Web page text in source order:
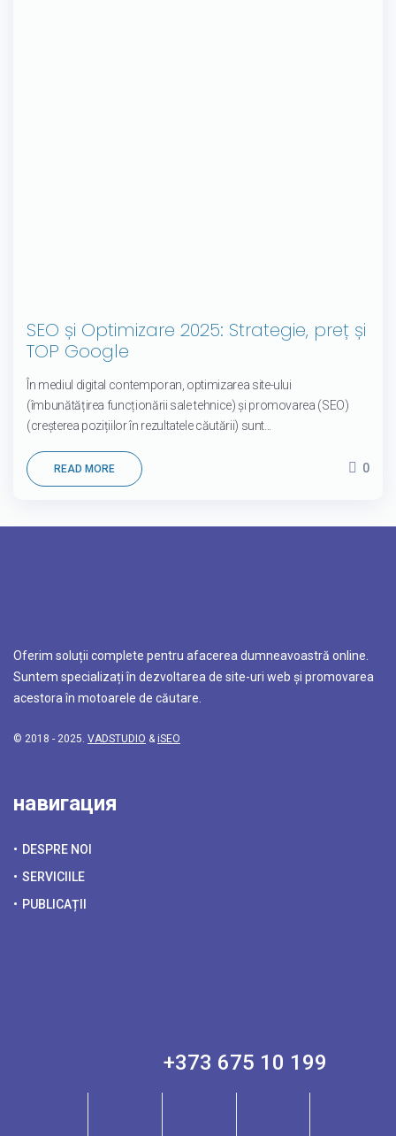
SEO și Optimizare 2025: Strategie, preț și
TOP Google
În mediul digital contemporan, optimizarea site-ului
(îmbunătățirea funcționării sale tehnice) și promovarea (SEO)
(creșterea pozițiilor în rezultatele căutării) sunt...
READ MORE 0
Oferim soluții complete pentru afacerea dumneavoastră online.
Suntem specializați în dezvoltarea de site-uri web și promovarea
acestora în motoarele de căutare.
© 2018 - 2025. VADSTUDIO & iSEO
навигация
DESPRE NOI
SERVICIILE
PUBLICAȚII
+373 675 10 199